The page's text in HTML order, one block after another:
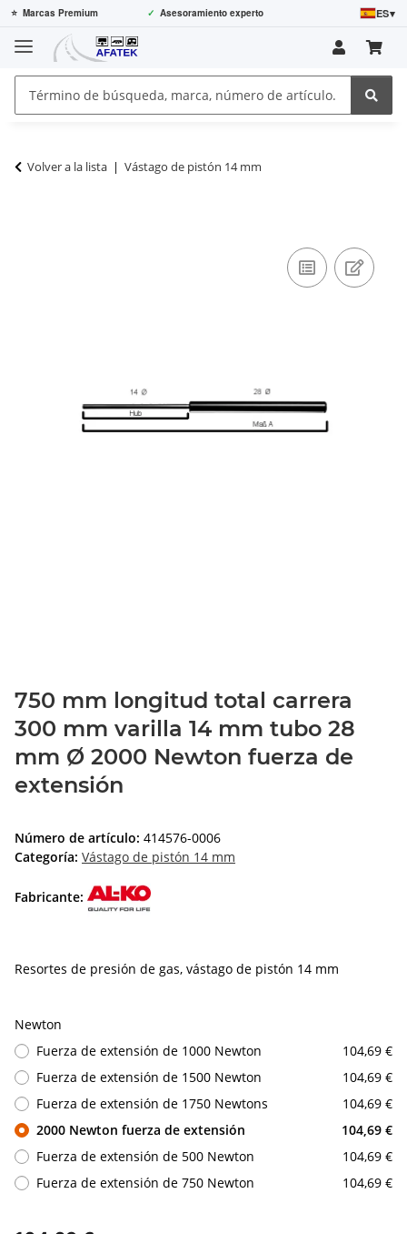
⭐ Marcas Premium ✓ Asesoramiento experto ES▾
Volver a la lista Vástago de pistón 14 mm
750 mm longitud total carrera
300 mm varilla 14 mm tubo 28
mm Ø 2000 Newton fuerza de
extensión
Número de artículo: 414576-0006
Categoría: Vástago de pistón 14 mm
Fabricante:
Resortes de presión de gas, vástago de pistón 14 mm
Newton
Fuerza de extensión de 1000 Newton
104,69 €
Fuerza de extensión de 1500 Newton
104,69 €
Fuerza de extensión de 1750 Newtons
104,69 €
2000 Newton fuerza de extensión
104,69 €
Fuerza de extensión de 500 Newton
104,69 €
Fuerza de extensión de 750 Newton
104,69 €